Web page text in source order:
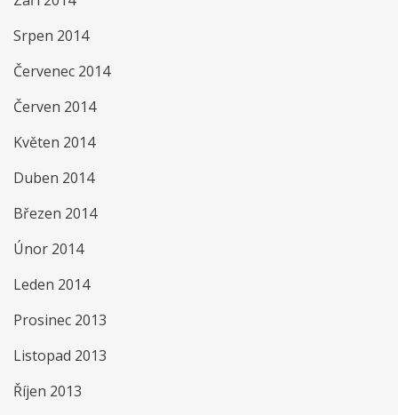
Srpen 2014
Červenec 2014
Červen 2014
Květen 2014
Duben 2014
Březen 2014
Únor 2014
Leden 2014
Prosinec 2013
Listopad 2013
Říjen 2013